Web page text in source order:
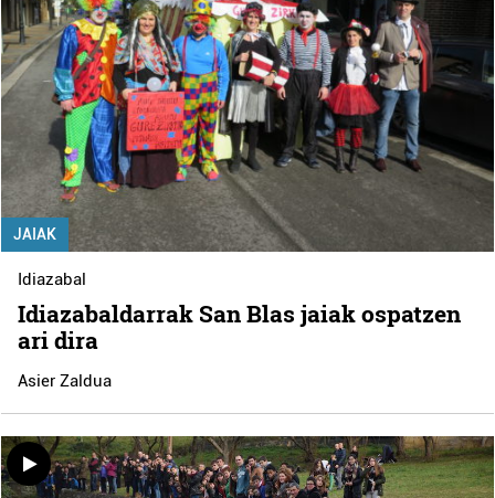
JAIAK
Idiazabal
Idiazabaldarrak San Blas jaiak ospatzen
ari dira
Asier Zaldua